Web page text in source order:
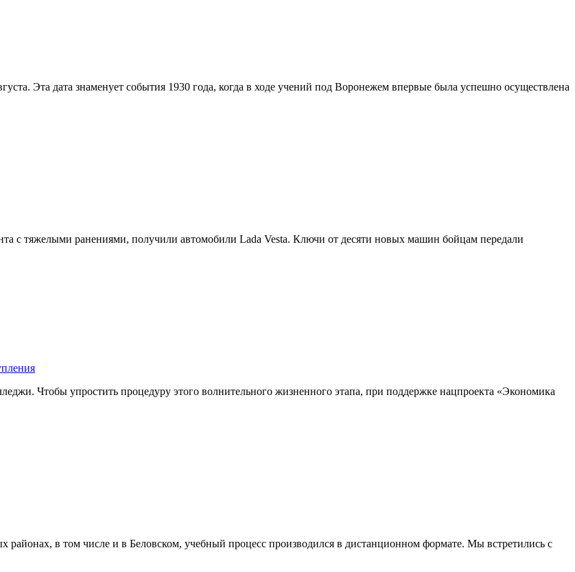
Эта дата знаменует события 1930 года, когда в ходе учений под Воронежем впервые была успешно осуществлена
с тяжелыми ранениями, получили автомобили Lada Vesta. Ключи от десяти новых машин бойцам передали
Чтобы упростить процедуру этого волнительного жизненного этапа, при поддержке нацпроекта «Экономика
в том числе и в Беловском, учебный процесс производился в дистанционном формате. Мы встретились с